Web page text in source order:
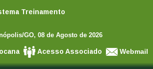
Treinamento
GO, 08 de Agosto de 2026
Acesso Associado Webmail